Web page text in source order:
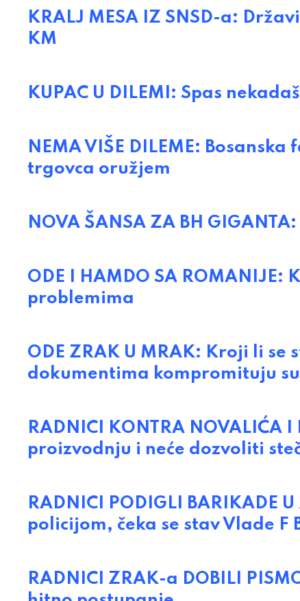
KRALJ MESA IZ SNSD-a:
KM
KUPAC U DILEMI: Spas
NEMA VIŠE DILEME:
trgovca oružjem
NOVA ŠANSA ZA BH
ODE I HAMDO SA
problemima
ODE ZRAK U MRAK: Kroji li
dokumentima kompromituju
RADNICI KONTRA
proizvodnju i neće dozvoliti
RADNICI PODIGLI BARIKADE
policijom, čeka se stav Vlade F
RADNICI ZRAK-a DOBILI